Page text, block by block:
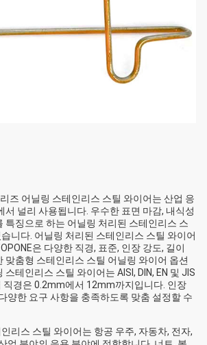
즈 어닐링 스테인리스 스틸 와이어는 산업 응
서 널리 사용됩니다. 우수한 표면 마감, 내식성
특징으로 하는 어닐링 처리된 스테인리스 스
니다. 어닐링 처리된 스테인리스 스틸 와이어
은 다양한 직경, 표준, 인장 강도, 길이
맞춤형 스테인리스 스틸 어닐링 와이어 옵션
테인리스 스틸 와이어는 AISI, DIN, EN 및 JIS
직경은 0.2mm에서 12mm까지입니다. 인장
양한 요구 사항을 충족하도록 맞춤 설정할 수
리스 스틸 와이어는 항공 우주, 자동차, 전자,